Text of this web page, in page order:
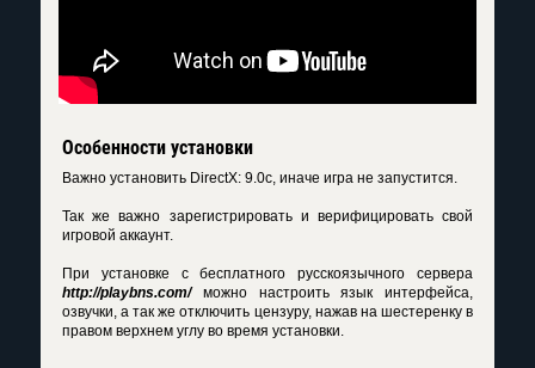
Особенности установки
Важно установить DirectX: 9.0c, иначе игра не запустится.
Так же важно зарегистрировать и верифицировать свой
игровой аккаунт.
При установке с бесплатного русскоязычного сервера
http://playbns.com/можно настроить язык интерфейса,
озвучки, а так же отключить цензуру, нажав на шестеренку в
правом верхнем углу во время установки.